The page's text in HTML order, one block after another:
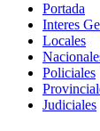
Portada
Interes
Locales
Policiales
Judiciales